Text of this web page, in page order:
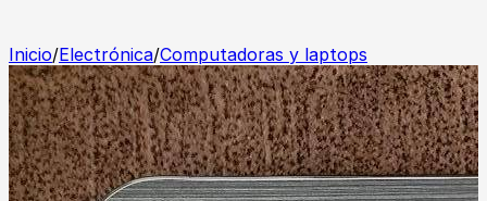
Inicio/Electrónica/Computadoras y laptops